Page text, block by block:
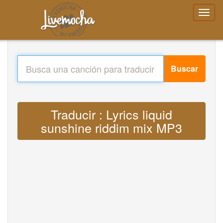
Buscar
Traducir : Lyrics liquid
sunshine riddim mix MP3